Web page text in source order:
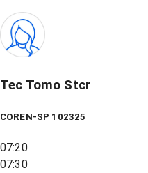
Tec Tomo Stcr
COREN-SP 102325
07:20
07:30